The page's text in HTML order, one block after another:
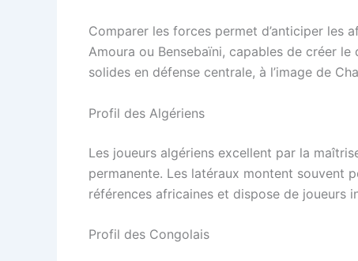
Comparer les forces permet d’anticiper les
Amoura ou Bensebaïni, capables de créer
solides en défense centrale, à l’image de
Profil des Algériens
Les joueurs algériens excellent par la
permanente. Les latéraux montent souvent
références africaines et dispose de joueurs
Profil des Congolais